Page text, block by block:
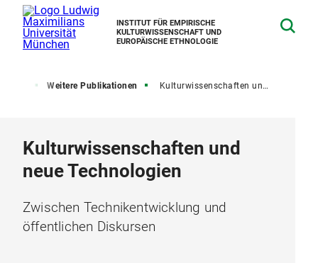
INSTITUT FÜR EMPIRISCHE
KULTURWISSENSCHAFT UND
EUROPÄISCHE ETHNOLOGIE
Weitere Publikationen Kulturwissenschaften und neue Technologien
Kulturwissenschaften und
neue Technologien
Zwischen Technikentwicklung und
öffentlichen Diskursen